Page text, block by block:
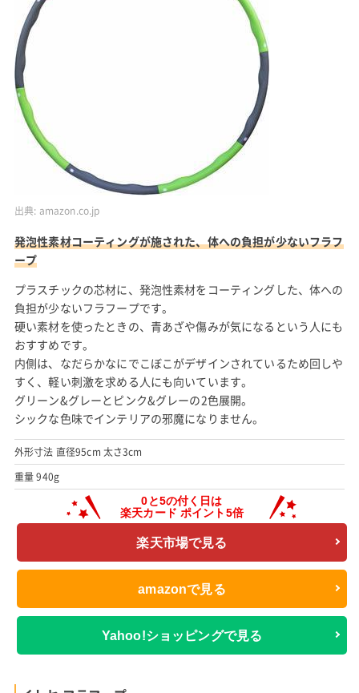
出典: amazon.co.jp
発泡性素材コーティングが施された、体への負担が少ないフラフ
ープ
プラスチックの芯材に、発泡性素材をコーティングした、体への
負担が少ないフラフープです。
硬い素材を使ったときの、青あざや傷みが気になるという人にも
おすすめです。
内側は、なだらかなにでこぼこがデザインされているため回しや
すく、軽い刺激を求める人にも向いています。
グリーン&グレーとピンク&グレーの2色展開。
シックな色味でインテリアの邪魔になりません。
外形寸法 直径95cm 太さ3cm
重量 940g
楽天市場で見る
amazonで見る
Yahoo!ショッピングで見る